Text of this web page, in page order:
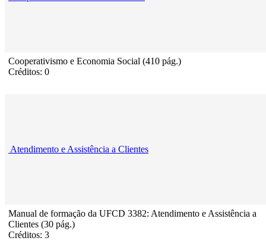
Cooperativismo e Economia Social (410 pág.)
Créditos: 0
Atendimento e Assistência a Clientes
Manual de formação da UFCD 3382: Atendimento e Assistência a
Clientes (30 pág.)
Créditos: 3